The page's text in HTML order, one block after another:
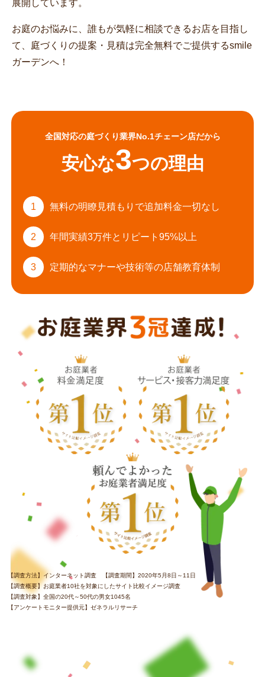
展開しています。
お庭のお悩みに、誰もが気軽に相談できるお店を目指し
て、庭づくりの提案・見積は完全無料でご提供するsmile
ガーデンへ！
全国対応の庭づくり業界No.1チェーン店だから
安心な3つの理由
1 無料の明瞭見積もりで追加料金一切なし
2 年間実績3万件と リピート95%以上
3 定期的なマナーや技術等の店舗教育体制
【調査方法】インターネット調査 【調査期間】2020年5月8日～11日
【調査概要】お庭業者10社を対象にしたサイト比較イメージ調査
【調査対象】全国の20代～50代の男女1045名
【アンケートモニター提供元】ゼネラルリサーチ